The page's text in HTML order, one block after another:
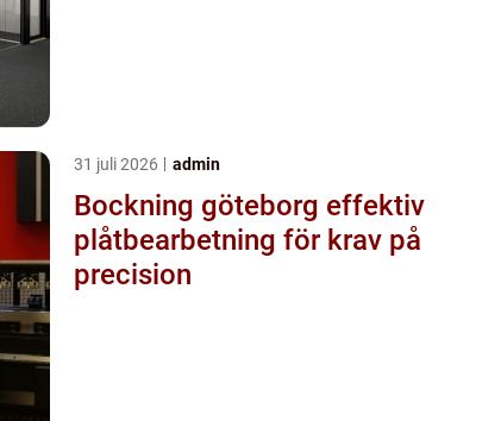
31 juli 2026 admin
Bockning göteborg effektiv
plåtbearbetning för krav på
precision